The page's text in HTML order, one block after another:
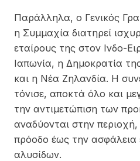
Παράλληλα, ο Γενικός
η Συμμαχία διατηρεί
εταίρους της στον Ινδο-
Ιαπωνία, η Δημοκρατία
και η Νέα Ζηλανδία. Η
τόνισε, αποκτά όλο και
την αντιμετώπιση των
αναδύονται στην
πρόοδο έως την ασφάλεια
αλυσίδων.